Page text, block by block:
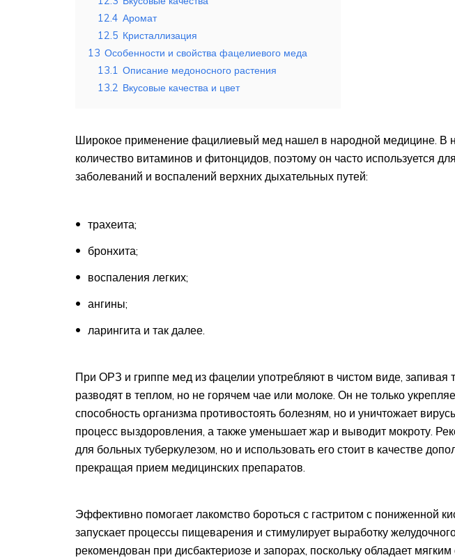
12.4 Аромат
12.5 Кристаллизация
13 Особенности и свойства фацелиевого меда
13.1 Описание медоносного растения
13.2 Вкусовые качества и цвет
Широкое применение фацилиевый мед нашел в народной медицине. В
количество витаминов и фитонцидов, поэтому он часто используется
заболеваний и воспалений верхних дыхательных путей:
трахеита;
бронхита;
воспаления легких;
ангины;
ларингита и так далее.
При ОРЗ и гриппе мед из фацелии употребляют в чистом виде, запивая
разводят в теплом, но не горячем чае или молоке. Он не только
способность организма противостоять болезням, но и уничтожает
процесс выздоровления, а также уменьшает жар и выводит мокроту.
для больных туберкулезом, но и использовать его стоит в качестве
прекращая прием медицинских препаратов.
Эффективно помогает лакомство бороться с гастритом с пониженной
запускает процессы пищеварения и стимулирует выработку
рекомендован при дисбактериозе и запорах, поскольку обладает